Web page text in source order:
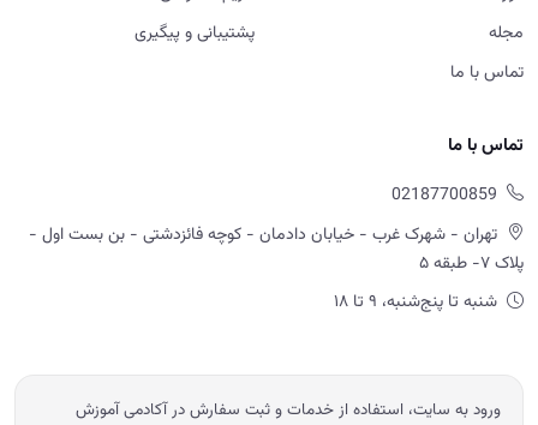
مجله
تماس با ما
پشتیبانی و پیگیری
تماس با ما
02187700859
تهران - شهرک غرب - خیابان دادمان - کوچه فائزدشتی - بن بست اول -
پلاک ۷- طبقه ۵
شنبه تا پنج‌شنبه، ۹ تا ۱۸
ورود به سایت، استفاده از خدمات و ثبت سفارش در آکادمی آموزش